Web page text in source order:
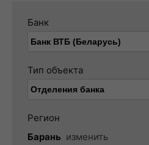
Банк
Тип объекта
Регион
Барань изменить